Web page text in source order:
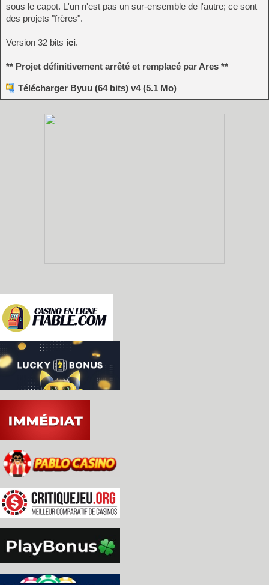
sous le capot. L'un n'est pas un sur-ensemble de l'autre; ce sont
des projets "frères".
Version 32 bits ici.
** Projet définitivement arrêté et remplacé par Ares **
Télécharger Byuu (64 bits) v4 (5.1 Mo)